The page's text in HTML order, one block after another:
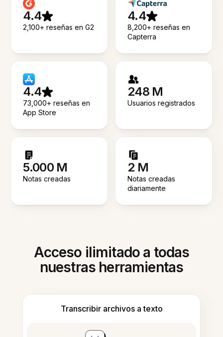
4.4
2,100+ reseñas en G2
4.4
8,200+ reseñas en
Capterra
4.4
73,000+ reseñas en
App Store
248 M
Usuarios registrados
5.000 M
Notas creadas
2 M
Notas creadas
diariamente
Acceso ilimitado a todas
nuestras herramientas
Transcribir archivos a texto